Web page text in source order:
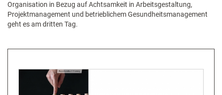
Organisation in Bezug auf Achtsamkeit in Arbeitsgestaltung,
Projektmanagement und betrieblichem Gesundheitsmanagement
geht es am dritten Tag.